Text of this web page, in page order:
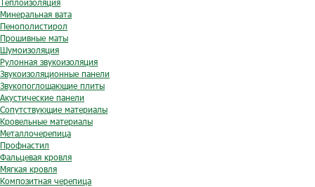
Теплоизоляция
Минеральная вата
Пенополистирол
Прошивные маты
Шумоизоляция
Рулонная звукоизоляция
Звукоизоляционные панели
Звукопоглощающие плиты
Акустические панели
Сопутствующие материалы
Кровельные материалы
Металлочерепица
Профнастил
Фальцевая кровля
Мягкая кровля
Композитная черепица